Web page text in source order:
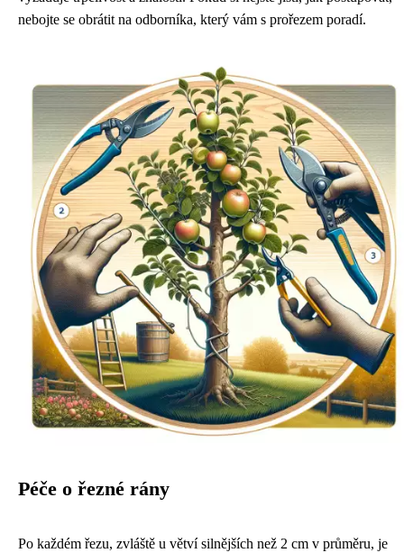
nebojte se obrátit na odborníka, který vám s prořezem poradí.
Péče o řezné rány
Po každém řezu, zvláště u větví silnějších než 2 cm v průměru, je